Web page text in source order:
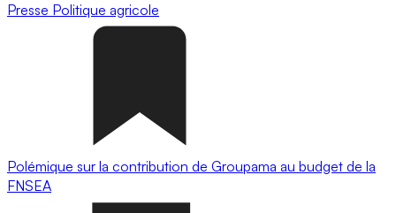
Presse Politique agricole
Polémique sur la contribution de Groupama au budget de la
FNSEA